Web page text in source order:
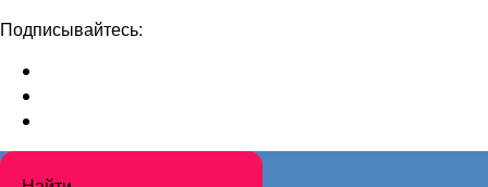
Подписывайтесь: